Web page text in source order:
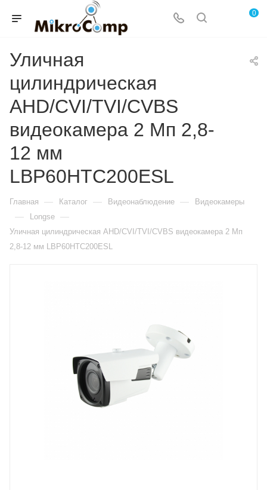
0
Уличная
цилиндрическая
AHD/CVI/TVI/CVBS
видеокамера 2 Мп 2,8-
12 мм
LBP60HTC200ESL
Главная — Каталог — Видеонаблюдение — Видеокамеры
— Longse —
Уличная цилиндрическая AHD/CVI/TVI/CVBS видеокамера 2 Мп
2,8-12 мм LBP60HTC200ESL